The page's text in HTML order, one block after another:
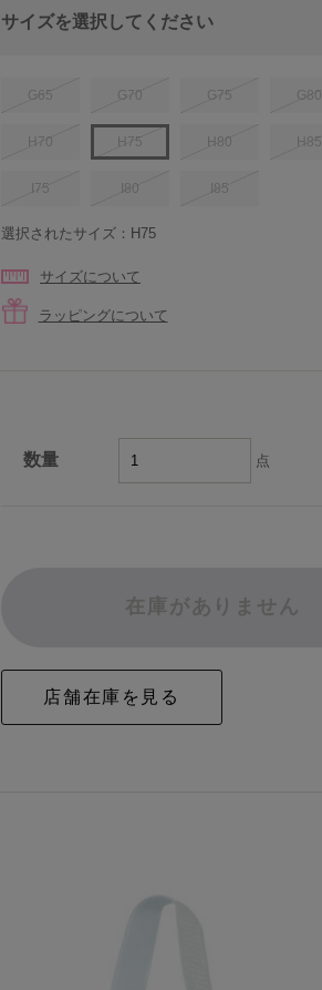
サイズを選択してください
G65 G70 G75 G80
H70 H75 H80 H85
I75 I80 I85
選択されたサイズ：H75
サイズについて
ラッピングについて
数量 点
在庫がありません